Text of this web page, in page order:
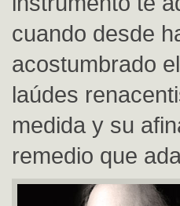
cuando desde
acostumbrado
laúdes
medida y su
remedio que